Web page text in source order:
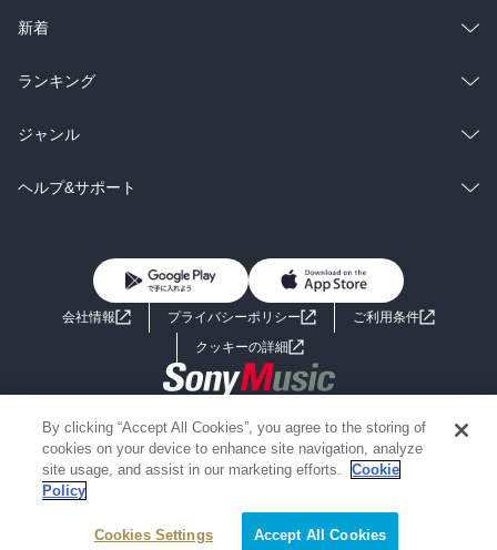
ラノベ
雑誌・グラビア
BL・TL
総合
ラノベ
雑誌・グラビア
BL・TL
新着
総合
ラノベ
雑誌・グラビア
ランキング
総合
ラノベ
ジャンル
コミック
ライトノベル 男子向けラノベ
小説
海外小説
ミステリー SF
歴史・時代小説
グラビア写真集
ヘルプ&サポート
よくあるご質問 お問い合わせ
会社情報 プライバシーポリシー
ご利用条件
クッキーの詳細
Copyright 2017 - 2026 Sony Music Entertainment(Japan) Inc.
Information on the site is for the Japan domestic market only
powered by
By clicking “Accept All Cookies”, you agree to the storing of
cookies on your device to enhance site navigation, analyze
site usage, and assist in our marketing efforts.
Cookie
Policy
Cookies Settings Accept All Cookies